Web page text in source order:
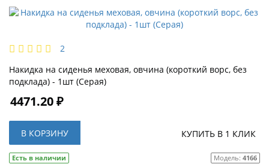
2
Накидка на сиденья меховая, овчина (короткий ворс, без
подклада) - 1шт (Серая)
4471.20 ₽
В КОРЗИНУ КУПИТЬ В 1 КЛИК
Есть в наличии Модель: 4166